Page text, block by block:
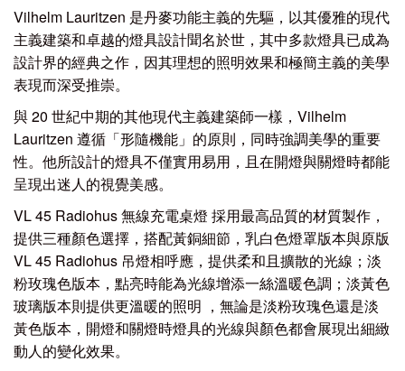
Vilhelm Lauritzen 是丹麥功能主義的先驅，以其優雅的現代
主義建築和卓越的燈具設計聞名於世，其中多款燈具已成為
設計界的經典之作，因其理想的照明效果和極簡主義的美學
表現而深受推崇。
與 20 世紀中期的其他現代主義建築師一樣，Vilhelm
Lauritzen 遵循「形隨機能」的原則，同時強調美學的重要
性。他所設計的燈具不僅實用易用，且在開燈與關燈時都能
呈現出迷人的視覺美感。
VL 45 Radiohus無線充電桌燈 採用最高品質的材質製作，
提供三種顏色選擇，搭配黃銅細節，乳白色燈罩版本與原版
VL 45 Radiohus 吊燈相呼應，提供柔和且擴散的光線；淡
粉玫瑰色版本，點亮時能為光線增添一絲溫暖色調；淡黃色
玻璃版本則提供更溫暖的照明 ，無論是淡粉玫瑰色還是淡
黃色版本，開燈和關燈時燈具的光線與顏色都會展現出細緻
動人的變化效果。